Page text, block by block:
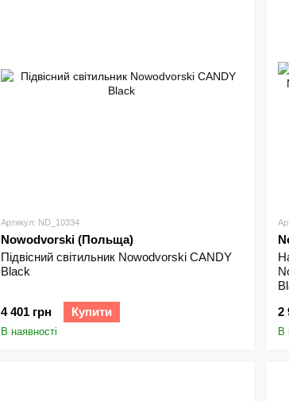
Артикул: ND_10334
Nowodvorski (Польща)
Підвісний світильник Nowodvorski CANDY
Black
4 401 грн Купити
В наявності
2
В